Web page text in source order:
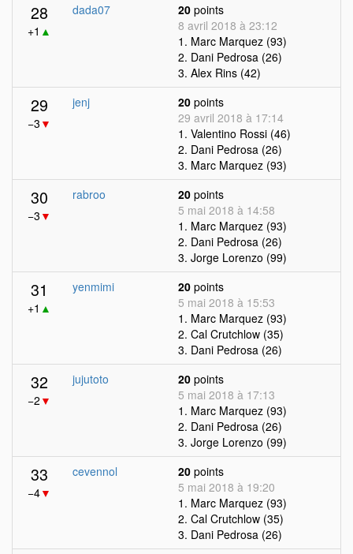
28
+1 ▲
dada07 20 points
8 avril 2018 à 23:12
1. Marc Marquez (93)
2. Dani Pedrosa (26)
3. Alex Rins (42)
29
−3 ▼
jenj 20 points
29 avril 2018 à 17:14
1. Valentino Rossi (46)
2. Dani Pedrosa (26)
3. Marc Marquez (93)
30
−3 ▼
rabroo 20 points
5 mai 2018 à 14:58
1. Marc Marquez (93)
2. Dani Pedrosa (26)
3. Jorge Lorenzo (99)
31
+1 ▲
yenmimi 20 points
5 mai 2018 à 15:53
1. Marc Marquez (93)
2. Cal Crutchlow (35)
3. Dani Pedrosa (26)
32
−2 ▼
jujutoto 20 points
5 mai 2018 à 17:13
1. Marc Marquez (93)
2. Dani Pedrosa (26)
3. Jorge Lorenzo (99)
33
−4▼
cevennol 20 points
5 mai 2018 à 19:20
1. Marc Marquez (93)
2. Cal Crutchlow (35)
3. Dani Pedrosa (26)